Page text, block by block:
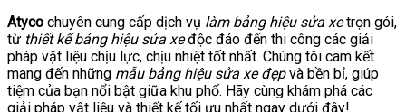
Atyco chuyên cung cấp dịch vụ làm bảng hiệu sửa xetrọn gói,
từ thiết kế bảng hiệu sửa xeđộc đáo đến thi công các giải
pháp vật liệu chịu lực, chịu nhiệt tốt nhất. Chúng tôi cam kết
mang đến những mẫu bảng hiệu sửa xe đẹpvà bền bỉ, giúp
tiệm của bạn nổi bật giữa khu phố. Hãy cùng khám phá các
giải pháp vật liệu và thiết kế tối ưu nhất ngay dưới đây!